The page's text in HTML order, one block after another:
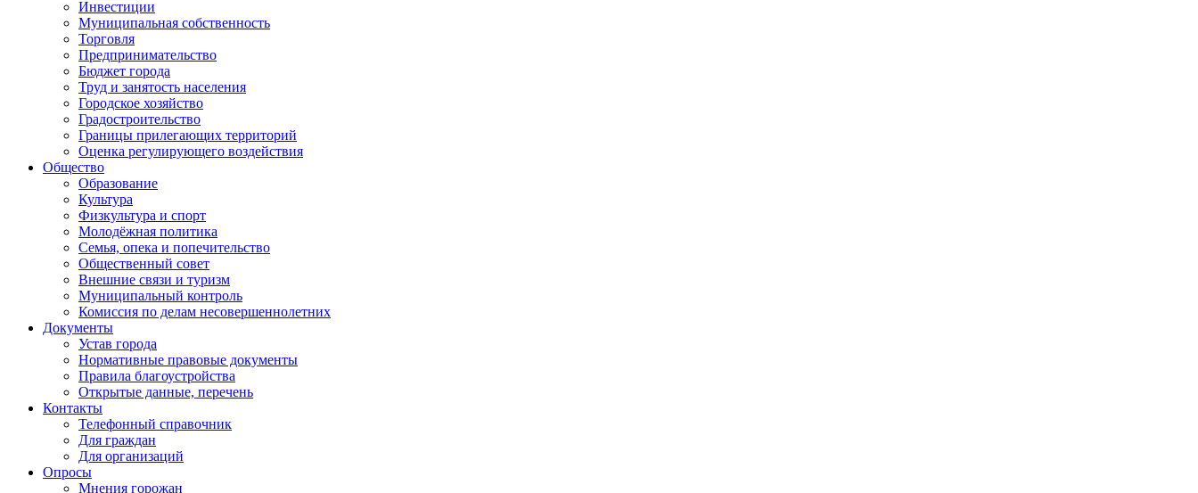
Инвестиции
Муниципальная собственность
Торговля
Предпринимательство
Бюджет города
Труд и занятость населения
Городское хозяйство
Градостроительство
Границы прилегающих территорий
Оценка регулирующего воздействия
Общество
Образование
Культура
Физкультура и спорт
Молодёжная политика
Семья, опека и попечительство
Общественный совет
Внешние связи и туризм
Муниципальный контроль
Комиссия по делам несовершеннолетних
Документы
Устав города
Нормативные правовые документы
Правила благоустройства
Открытые данные, перечень
Контакты
Телефонный справочник
Для граждан
Для организаций
Опросы
Мнения горожан